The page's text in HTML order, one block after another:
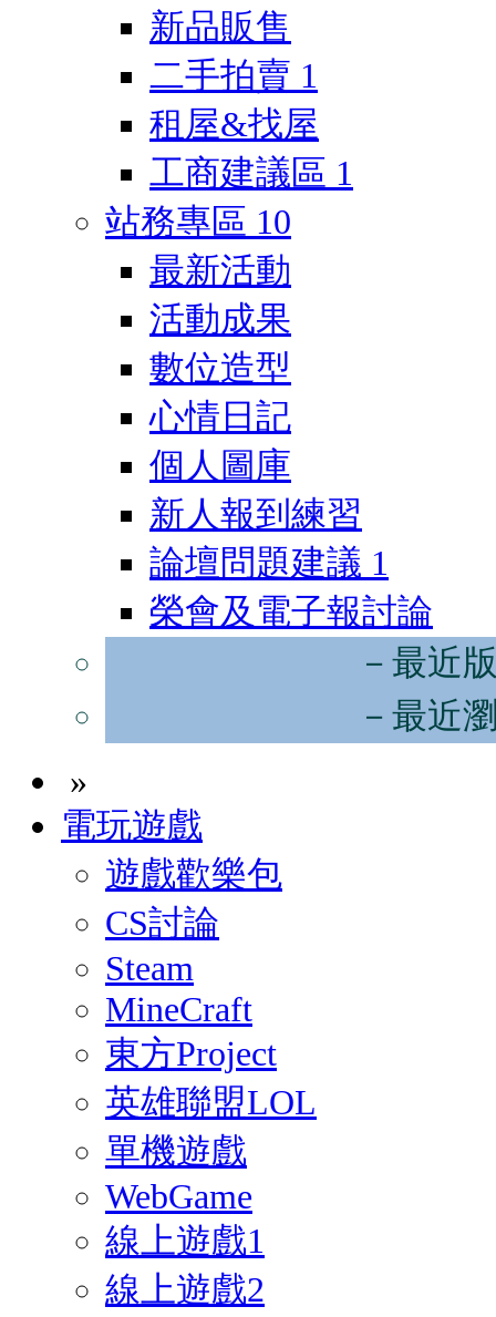
新品販售
二手拍賣 1
租屋&找屋
工商建議區 1
站務專區 10
最新活動
活動成果
數位造型
心情日記
個人圖庫
新人報到練習
論壇問題建議 1
榮會及電子報討論
－最近
－最近
»
電玩遊戲
遊戲歡樂包
CS討論
Steam
MineCraft
東方Project
英雄聯盟LOL
單機遊戲
WebGame
線上遊戲1
線上遊戲2